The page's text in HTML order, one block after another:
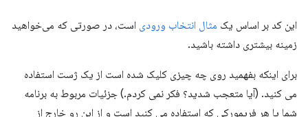
این کد بر اساس یک مثال انتخاب ورودی است، در صورتی که می‌خواهید
زمینه بیشتری داشته باشید.
برای اینکه بفهمید روی چه چیزی کلیک شده است از یک ژست استفاده
می کنید. (آیا متعجب شدید؟ فکر نمی کردم.) جزئیات مربوط به برنامه
شما یا هر فریمورکی که استفاده می کنید است و از این رو خارج از